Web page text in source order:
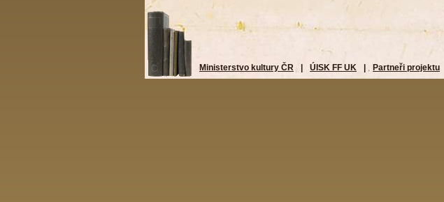
Ministerstvo kultury ČR ÚISK FF UK Partneři projektu